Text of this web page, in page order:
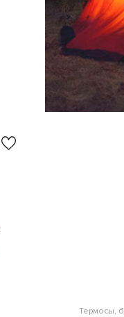
ПОДРОБНЕЕ
Термосы,